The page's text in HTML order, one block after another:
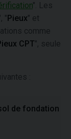
". Les
"Pieux" et
comme
CPT", seule
:
de fondation